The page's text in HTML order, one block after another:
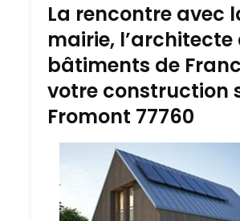
La rencontre avec
mairie, l’architecte
bâtiments de
votre construction
Fromont 77760